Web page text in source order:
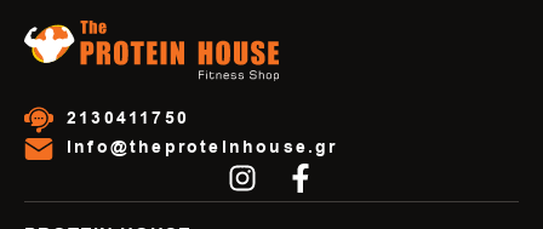
2130411750
info@theproteinhouse.gr